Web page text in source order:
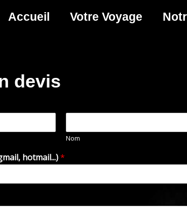
Accueil Votre Voyage
devis
Nom
hotmail...)*